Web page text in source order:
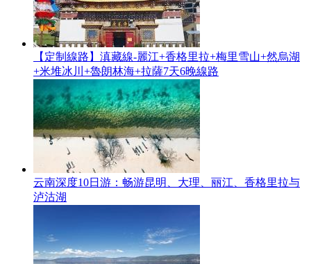
【定制線路】滇藏線-麗江+香格里拉+梅里雪山+然烏湖
+米堆冰川+魯朗林海+拉薩7天6晚線路
云南深度10日游：畅游昆明、大理、丽江、香格里拉与
泸沽湖